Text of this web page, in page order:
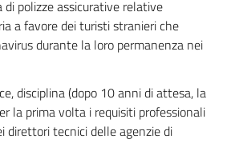
polizze assicurative relative
a favore dei turisti stranieri che
durante la loro permanenza nei
disciplina (dopo 10 anni di attesa, la
la prima volta i requisiti professionali
direttori tecnici delle agenzie di